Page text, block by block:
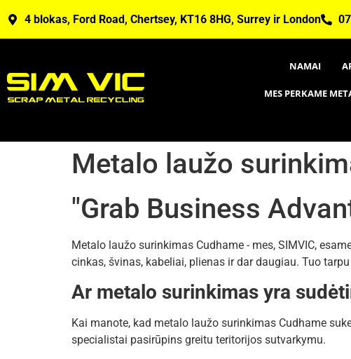
4 blokas, Ford Road, Chertsey, KT16 8HG, Surrey ir London
NAMAI
MES PERKAME
Metalo laužo
"Grab Business
Metalo laužo surinkimas Cudhame - mes, SIMVIC,
cinkas, švinas, kabeliai, plienas ir dar daugiau. Tuo
Ar metalo surinkimas yra
Kai manote, kad metalo laužo surinkimas Cudhame
specialistai pasirūpins greitu teritorijos sutvarkymu.